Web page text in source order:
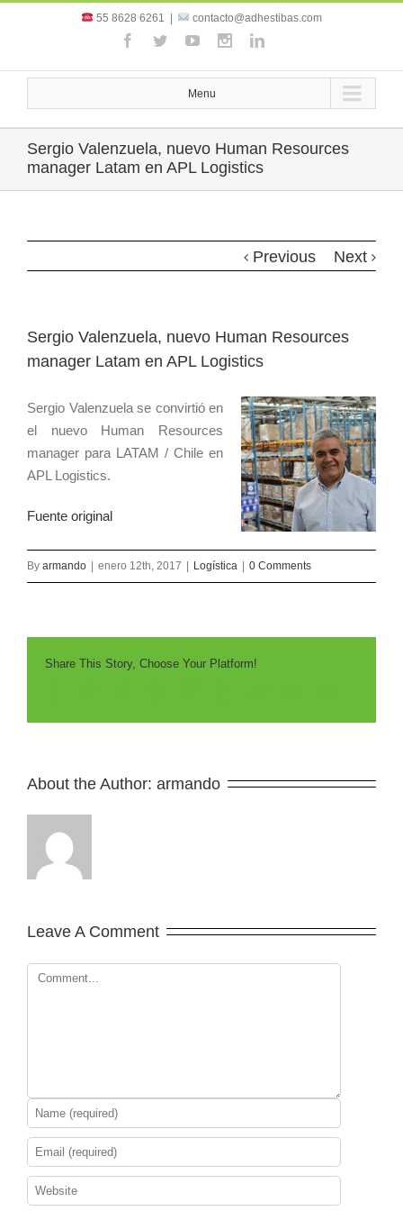
55 8628 6261 contacto@adhestibas.com
Menu
Sergio Valenzuela, nuevo Human Resources
manager Latam en APL Logistics
Previous Next
Sergio Valenzuela, nuevo Human Resources
manager Latam en APL Logistics
Sergio Valenzuela se convirtió en
el nuevo Human Resources
manager para LATAM / Chile en
APL Logistics.
Fuente original
By armando enero 12th, 2017 Logística 0 Comments
Share This Story, Choose Your Platform!
About the Author: armando
Leave A Comment